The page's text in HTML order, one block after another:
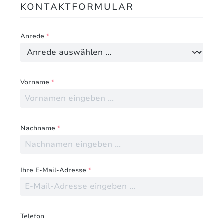
KONTAKTFORMULAR
Anrede *
Vorname *
Nachname *
Ihre E-Mail-Adresse *
Telefon